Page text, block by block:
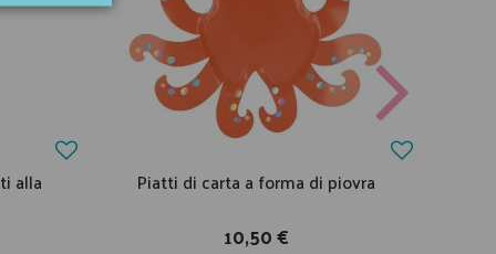
alla Piatti di carta a forma di piovra
10,50 €